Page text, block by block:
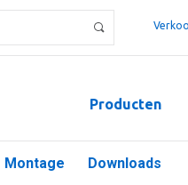
Producten
Montage Downloads